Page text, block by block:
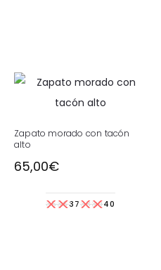
Zapato morado con tacón
alto
65,00€
353637383940